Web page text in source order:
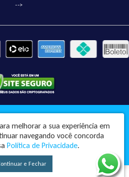
-->
Ltda - CNPJ: 18.561.656/0001-49
- Centro - Pindorama / SP - CEP: 15830-045
© 2026
por88digital
melhorar a sua experiência em
navegando você concorda
Política de Privacidade.
e Fechar